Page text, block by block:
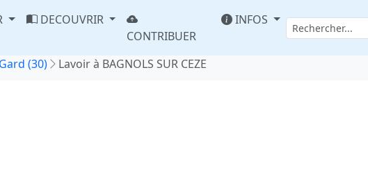
DECOUVRIR
CONTRIBUER
INFOS
Gard (30) Lavoir à BAGNOLS SUR CEZE